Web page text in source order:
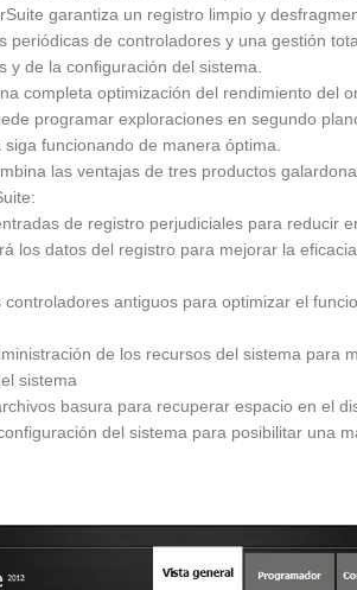
garantiza un registro limpio y
periódicas de controladores y una gestión
y de la configuración del sistema.
completa optimización del rendimiento del
programar exploraciones en segundo
funcionando de manera óptima.
las ventajas de tres productos
de registro perjudiciales para reducir
los datos del registro para mejorar la
controladores antiguos para optimizar el
de los recursos del sistema para
sistema
basura para recuperar espacio en el
del sistema para posibilitar una